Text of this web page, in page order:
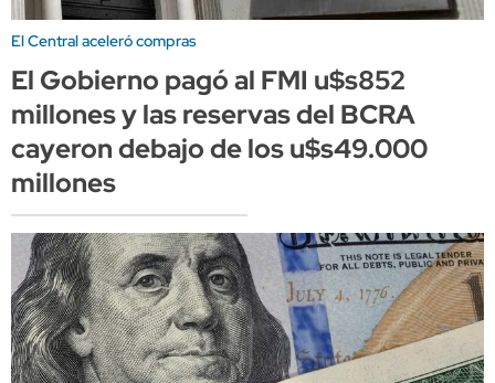
El Central aceleró compras
El Gobierno pagó al FMI u$s852
millones y las reservas del BCRA
cayeron debajo de los u$s49.000
millones